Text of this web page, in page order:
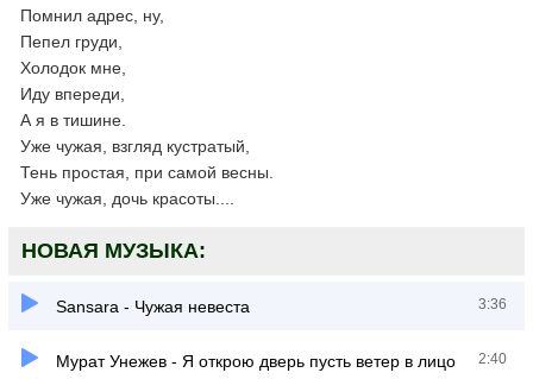
Помнил адрес, ну,
Пепел груди,
Холодок мне,
Иду впереди,
А я в тишине.
Уже чужая, взгляд кустратый,
Тень простая, при самой весны.
Уже чужая, дочь красоты....
НОВАЯ МУЗЫКА:
Sansara - Чужая невеста 3:36
Мурат Унежев - Я открою дверь пусть ветер в лицо 2:40